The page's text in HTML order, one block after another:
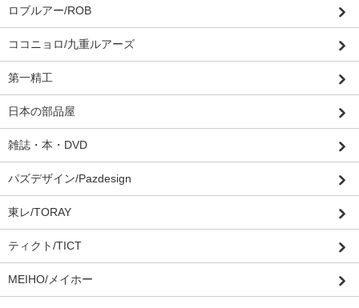
ロブルアー/ROB
ココニョロ/九重ルアーズ
第一精工
日本の部品屋
雑誌・本・DVD
パズデザイン/Pazdesign
東レ/TORAY
ティクト/TICT
MEIHO/メイホー